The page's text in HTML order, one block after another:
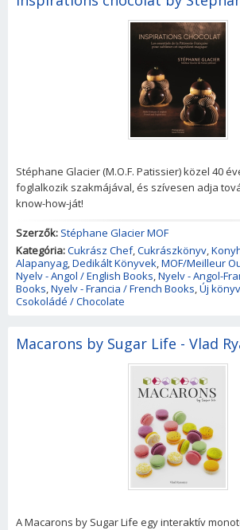
Stéphane Glacier (M.O.F. Patissier) közel 40
foglalkozik szakmájával, és szívesen adja
know-how-ját!
Szerzők: Stéphane Glacier MOF
Kategória:Cukrász Chef,Cukrászkönyv,
Alapanyag,Dedikált Könyvek,MOF/Meilleur
Nyelv - Angol / English Books,Nyelv - Angol-
Books,Nyelv - Francia / French Books,Új
Csokoládé / Chocolate
Macarons by Sugar Life - Vlad
A Macarons by Sugar Life egy interaktív